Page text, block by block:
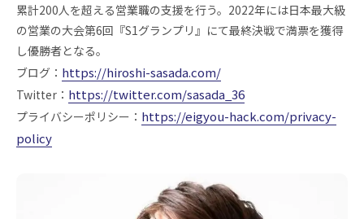
累計200人を超える営業職の支援を行う。2022年には日本最大級
の営業の大会第6回『S1グランプリ』にて最終決戦で満票を獲得
し優勝者となる。
ブログ： https://hiroshi-sasada.com/
Twitter： https://twitter.com/sasada_36
プライバシーポリシー： https://eigyou-hack.com/privacy-
policy